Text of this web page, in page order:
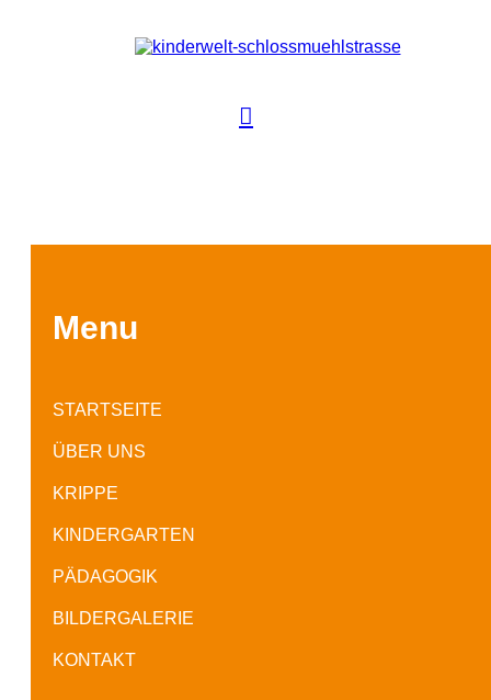
Menu
STARTSEITE
ÜBER UNS
KRIPPE
KINDERGARTEN
PÄDAGOGIK
BILDERGALERIE
KONTAKT